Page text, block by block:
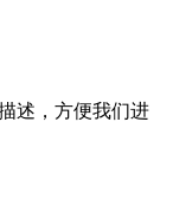
述，方便我们进